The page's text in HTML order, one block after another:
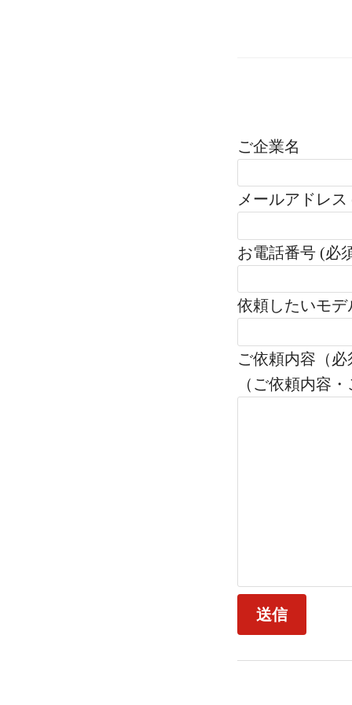
ご企業名
メールアドレ
お電話番号 (必
依頼したいモ
ご依頼内容（必
（ご依頼内容